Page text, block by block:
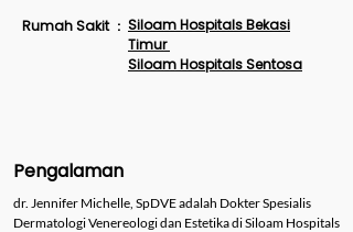
Rumah Sakit : Siloam Hospitals Bekasi
Timur
Siloam Hospitals Sentosa
Pengalaman
dr. Jennifer Michelle, SpDVE adalah Dokter Spesialis
Dermatologi Venereologi dan Estetika di Siloam Hospitals